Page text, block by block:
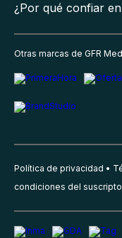
¿Por qué confiar
Otras marcas de GFR
Política de privacidad
condiciones del